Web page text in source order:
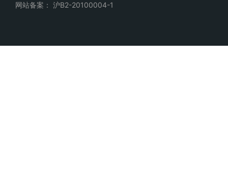
网站备案： 沪B2-20100004-1